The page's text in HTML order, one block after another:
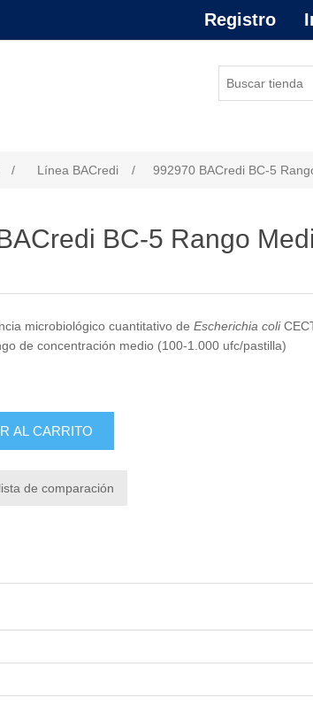
Registro
/ Línea BACredi / 992970 BACredi BC-5
BC-5 Rango
microbiológico cuantitativo de Escherichia coli
de concentración medio (100-1.000 ufc/pastilla)
AL CARRITO
de comparación